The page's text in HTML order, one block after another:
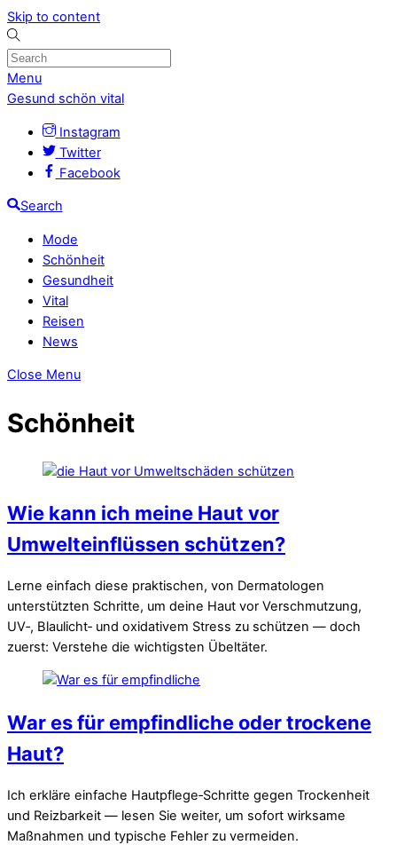
Skip to content
Menu
Gesund schön vital
Instagram
Twitter
Facebook
Search
Mode
Schönheit
Gesundheit
Vital
Reisen
News
Close Menu
Schönheit
Wie kann ich meine Haut vor
Umwelteinflüssen schützen?
Lerne einfach diese praktischen, von Dermatologen
unterstützten Schritte, um deine Haut vor Verschmutzung,
UV‑, Blaulicht‑ und oxidativem Stress zu schützen — doch
zuerst: Verstehe die wichtigsten Übeltäter.
War es für empfindliche oder trockene
Haut?
Ich erkläre einfache Hautpflege‑Schritte gegen Trockenheit
und Reizbarkeit — lesen Sie weiter, um sofort wirksame
Maßnahmen und typische Fehler zu vermeiden.